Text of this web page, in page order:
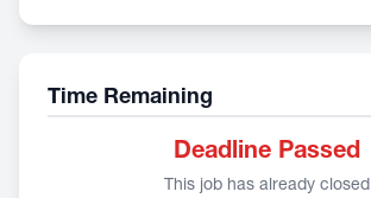
Time Remaining
Deadline Passed
This job has already closed